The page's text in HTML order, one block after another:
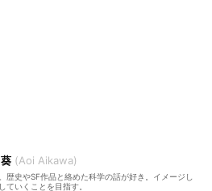
Aoi Aikawa
歴史やSF作品と絡めた科学の話が好き。イメージし
ていくことを目指す。